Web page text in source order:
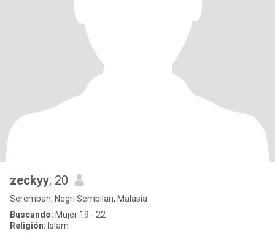
zeckyy, 20
Seremban, Negri Sembilan, Malasia
Buscando: Mujer 19 - 22
Religión: Islam